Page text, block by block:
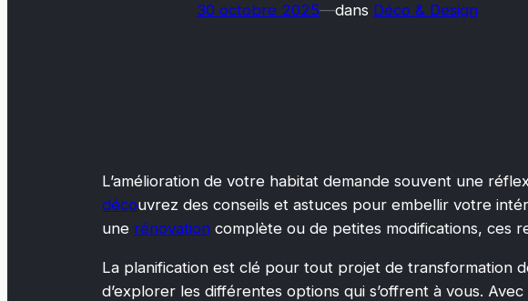
30 octobre 2025—dans Déco & Design
L’amélioration de votre habitat demande souvent une
découvrez des conseils et astuces pour embellir votre
une rénovation complète ou de petites modifications, ces
La planification est clé pour tout projet de transformation
d’explorer les différentes options qui s’offrent à vous.